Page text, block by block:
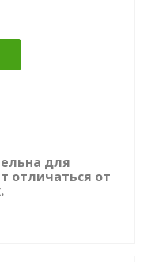
для
отличаться от